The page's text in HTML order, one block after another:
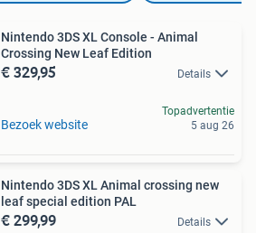
Nintendo 3DS XL Console - Animal
Crossing New Leaf Edition
€ 329,95 Details
Bezoek website
Topadvertentie
5 aug 26
Nintendo 3DS XL Animal crossing new
leaf special edition PAL
€ 299,99 Details